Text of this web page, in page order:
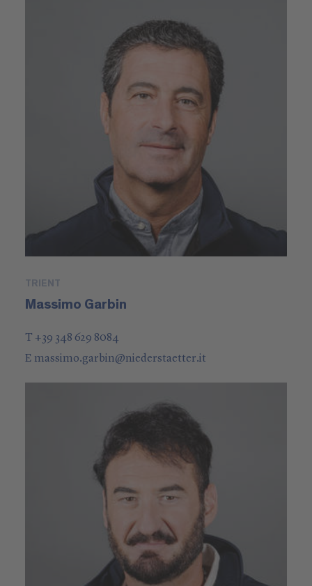
TRIENT
Massimo Garbin
T +39 348 629 8084
E massimo.garbin@niederstaetter.it